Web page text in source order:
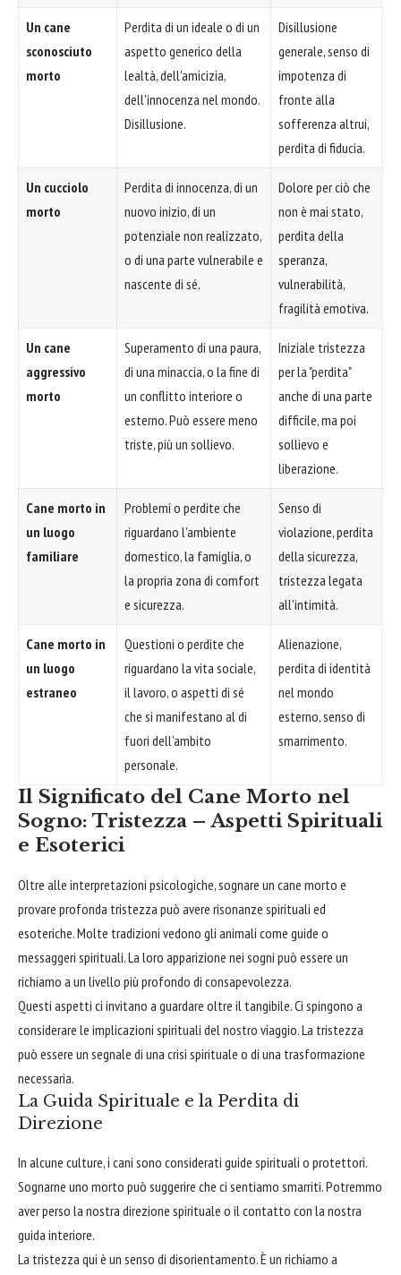
Un cane
sconosciuto
morto
Perdita di un ideale o di un
aspetto generico della
lealtà, dell'amicizia,
dell'innocenza nel mondo.
Disillusione.
Disillusione
generale, senso di
impotenza di
fronte alla
sofferenza altrui,
perdita di fiducia.
Un cucciolo
morto
Perdita di innocenza, di un
nuovo inizio, di un
potenziale non realizzato,
o di una parte vulnerabile e
nascente di sé.
Dolore per ciò che
non è mai stato,
perdita della
speranza,
vulnerabilità,
fragilità emotiva.
Un cane
aggressivo
morto
Superamento di una paura,
di una minaccia, o la fine di
un conflitto interiore o
esterno. Può essere meno
triste, più un sollievo.
Iniziale tristezza
per la "perdita"
anche di una parte
difficile, ma poi
sollievo e
liberazione.
Cane morto in
un luogo
familiare
Problemi o perdite che
riguardano l'ambiente
domestico, la famiglia, o
la propria zona di comfort
e sicurezza.
Senso di
violazione, perdita
della sicurezza,
tristezza legata
all'intimità.
Cane morto in
un luogo
estraneo
Questioni o perdite che
riguardano la vita sociale,
il lavoro, o aspetti di sé
che si manifestano al di
fuori dell'ambito
personale.
Alienazione,
perdita di identità
nel mondo
esterno, senso di
smarrimento.
Il Significato del Cane Morto nel
Sogno: Tristezza – Aspetti Spirituali
e Esoterici
Oltre alle interpretazioni psicologiche, sognare un cane morto e
provare profonda tristezza può avere risonanze spirituali ed
esoteriche. Molte tradizioni vedono gli animali come guide o
messaggeri spirituali. La loro apparizione nei sogni può essere un
richiamo a un livello più profondo di consapevolezza.
Questi aspetti ci invitano a guardare oltre il tangibile. Ci spingono a
considerare le implicazioni spirituali del nostro viaggio. La tristezza
può essere un segnale di una crisi spirituale o di una trasformazione
necessaria.
La Guida Spirituale e la Perdita di
Direzione
In alcune culture, i cani sono considerati guide spirituali o protettori.
Sognarne uno morto può suggerire che ci sentiamo smarriti. Potremmo
aver perso la nostra direzione spirituale o il contatto con la nostra
guida interiore.
La tristezza qui è un senso di disorientamento. È un richiamo a